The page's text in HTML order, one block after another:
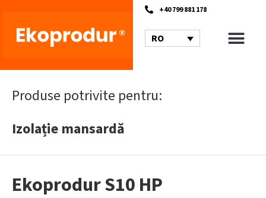
+40 799 881 178
RO
Produse potrivite pentru:
Izolație mansardă
Ekoprodur S10 HP